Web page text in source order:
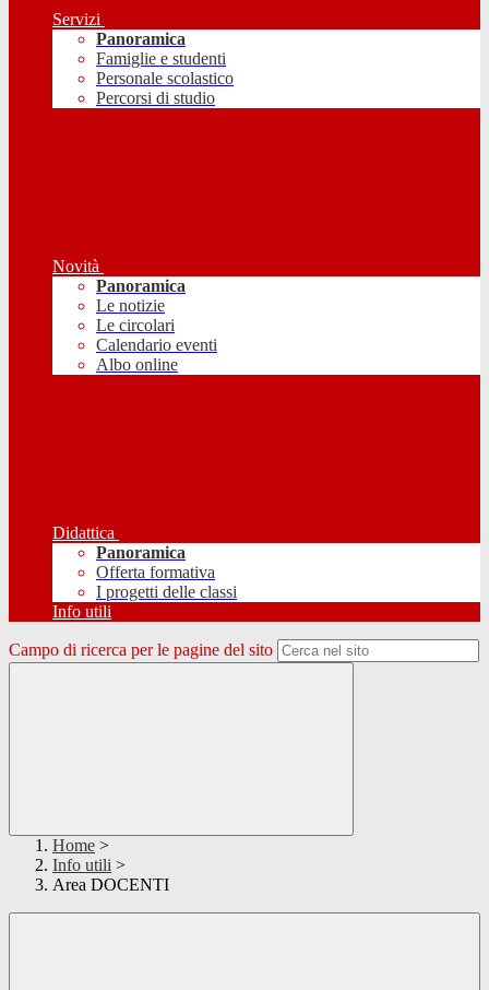
Servizi
Panoramica
Famiglie e studenti
Personale scolastico
Percorsi di studio
Novità
Panoramica
Le notizie
Le circolari
Calendario eventi
Albo online
Didattica
Panoramica
Offerta formativa
I progetti delle classi
Info utili
Campo di ricerca per le pagine del sito
Home >
Info utili >
Area DOCENTI